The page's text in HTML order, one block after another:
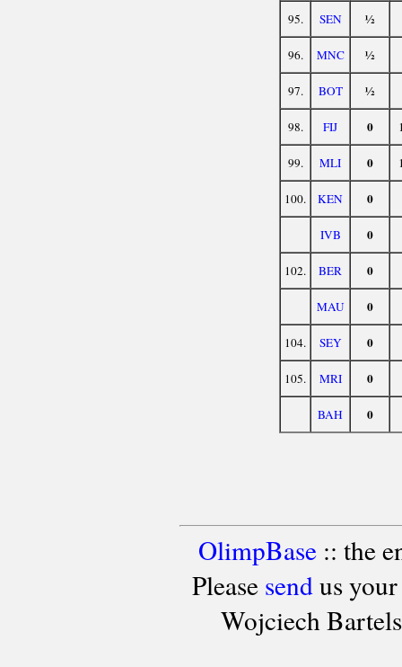
95. SEN ½
96. MNC ½
97. BOT ½
98. FIJ 0
99. MLI 0
100. KEN 0
IVB 0
102. BER 0
MAU 0
104. SEY 0
105. MRI 0
BAH 0
OlimpBase:: the
Please sendus your
Wojciech